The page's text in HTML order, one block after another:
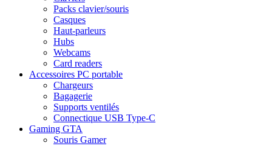
Packs clavier/souris
Casques
Haut-parleurs
Hubs
Webcams
Card readers
Accessoires PC portable
Chargeurs
Bagagerie
Supports ventilés
Connectique USB Type-C
Gaming GTA
Souris Gamer